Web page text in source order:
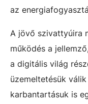
az
A jövő szivattyúira
működés a
a digitális világ
üzemeltetésük
karbantartásuk is